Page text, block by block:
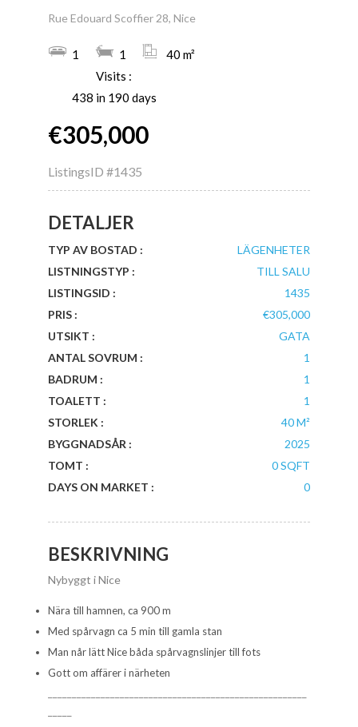
Rue Edouard Scoffier 28, Nice
1 1
40 m²
Visits :
438 in 190 days
€305,000
ListingsID #1435
DETALJER
TYP AV BOSTAD :
LÄGENHETER
LISTNINGSTYP :
TILL SALU
LISTINGSID :
1435
PRIS :
€305,000
UTSIKT :
GATA
ANTAL SOVRUM :
1
BADRUM :
1
TOALETT :
1
STORLEK :
40 M²
BYGGNADSÅR :
2025
TOMT :
0 SQFT
DAYS ON MARKET :
0
BESKRIVNING
Nybyggt i Nice
Nära till hamnen, ca 900 m
Med spårvagn ca 5 min till gamla stan
Man når lätt Nice båda spårvagnslinjer till fots
Gott om affärer i närheten